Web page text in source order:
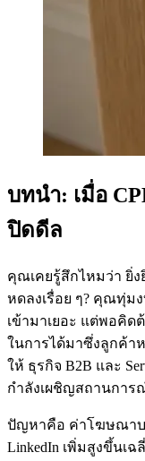
บทนำ: เมื่อ
ปิดดีล
คุณเคยรู้สึกไหมว่า ยิ่ง
หดลงเรื่อย ๆ? คุณทุ่ม
เข้ามาเยอะ แต่พอคิด
ในการได้มาซึ่งลูกค้า
ให้ ธุรกิจ B2B และ
กำลังเผชิญสถานการ
ปัญหาคือ ค่าโฆษณาบน
LinkedIn เพิ่มสูงขึ้นเฉ